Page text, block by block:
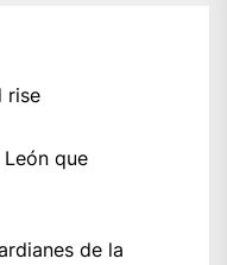
rise
que
de la